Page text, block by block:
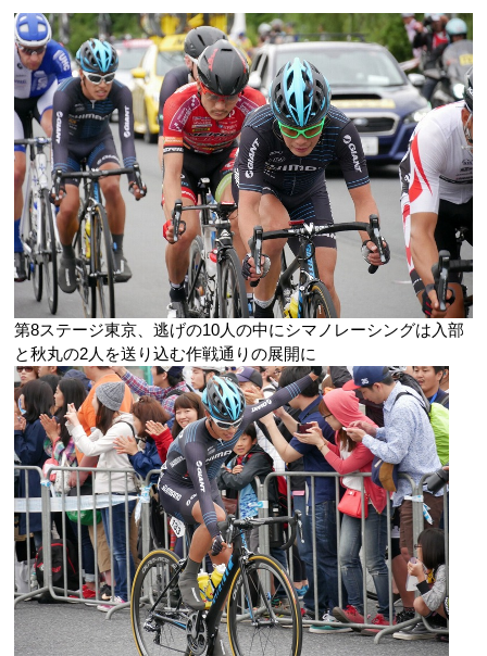
第8ステージ東京、逃げの10人の中にシマノレーシングは入部
と秋丸の2人を送り込む作戦通りの展開に